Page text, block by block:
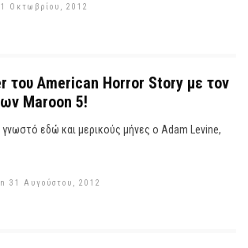
Οκτωβρίου, 2012
του American Horror Story με τον
Maroon 5!
γνωστό εδώ και μερικούς μήνες ο Adam Levine,
31 Αυγούστου, 2012